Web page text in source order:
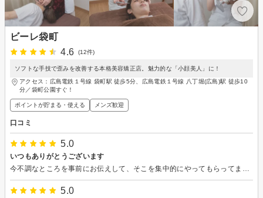
ビーレ袋町
4.6
(12件)
ソフトな手技で歪みを改善する本格美容矯正店。魅力的な「小顔美人」に！
アクセス：広島電鉄１号線 袋町駅 徒歩5分、広島電鉄１号線 八丁堀(広島)駅 徒歩10
分／袋町公園すぐ！
ポイントが貯まる・使える メンズ歓迎
口コミ
5.0
いつもありがとうございます
5.0